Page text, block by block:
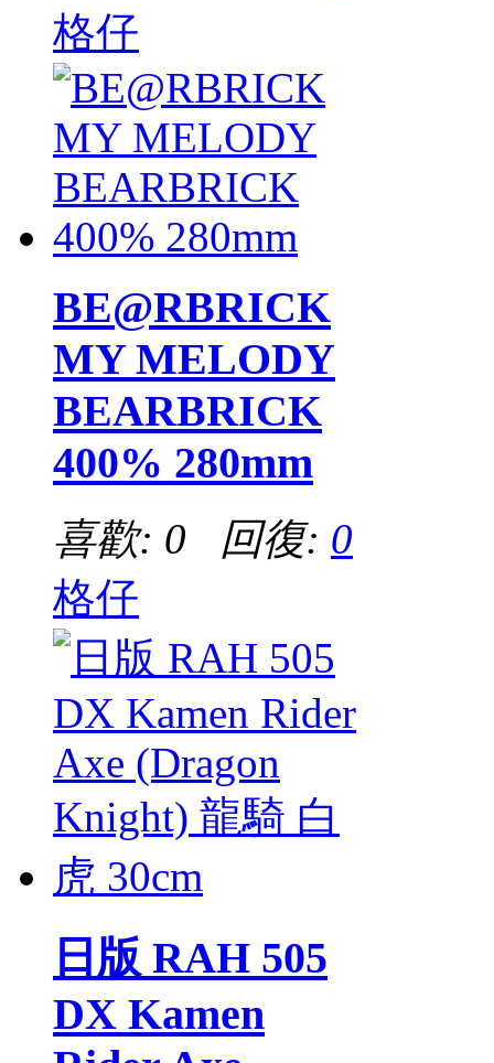
格仔
BE@RBRICK
MY MELODY
BEARBRICK
400% 280mm
喜歡: 0 回復: 0
格仔
日版 RAH 505
DX Kamen